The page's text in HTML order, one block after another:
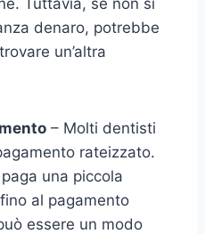
denaro, potrebbe
un’altra
– Molti dentisti
rateizzato.
una piccola
al pagamento
essere un modo